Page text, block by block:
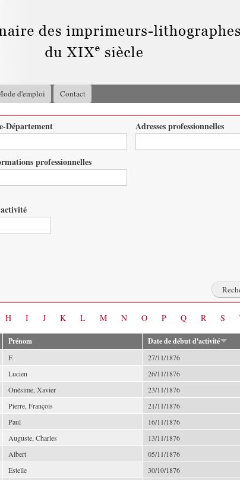
principal
d'emploi Contact
Département Adresses professionnelles
professionnelles
H I J K L M N O P Q R S
Prénom Date de début d'activité
F.
27/11/1876
Lucien
26/11/1876
Onésime, Xavier
23/11/1876
Pierre, François
21/11/1876
Paul
16/11/1876
Auguste, Charles
13/11/1876
Albert
05/11/1876
Estelle
30/10/1876